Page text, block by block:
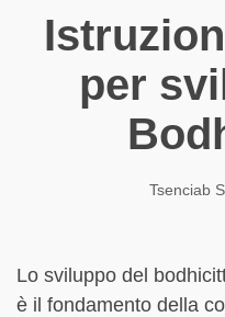
per
Tsenciab
Lo sviluppo del
è il fondamento della